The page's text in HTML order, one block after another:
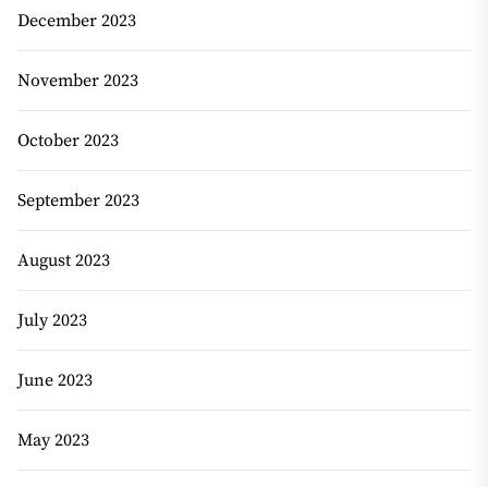
December 2023
November 2023
October 2023
September 2023
August 2023
July 2023
June 2023
May 2023